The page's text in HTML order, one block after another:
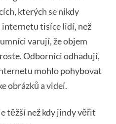
kterých se nikdy
internetu tisíce lidí, než
varují, že objem
Odborníci odhadují,
mohlo pohybovat
obrázků a videí.
těžší než kdy jindy věřit